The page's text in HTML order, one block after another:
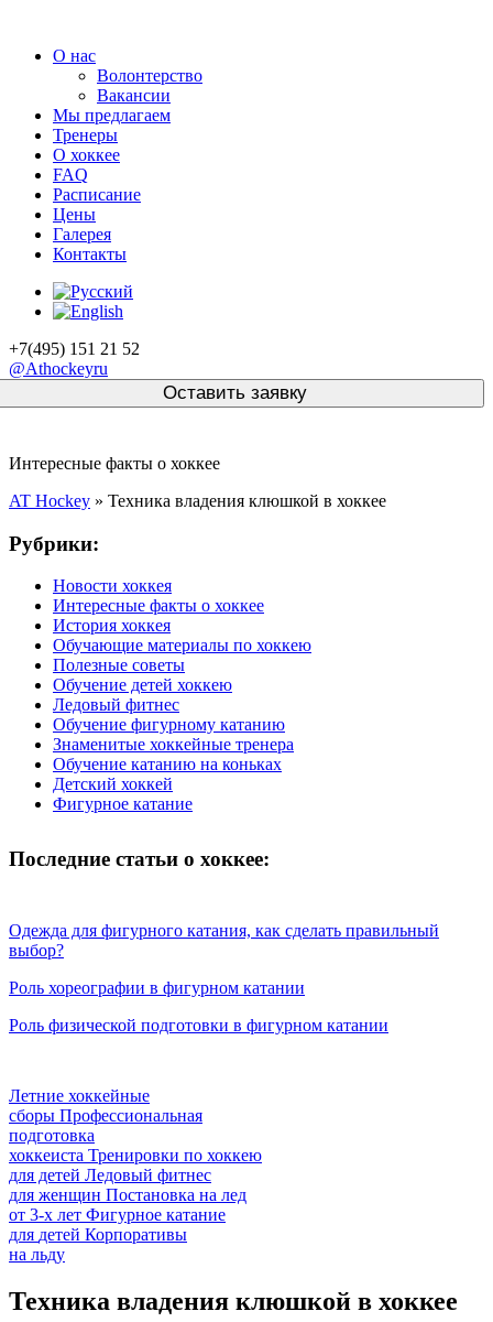
О нас
Волонтерство
Вакансии
Мы предлагаем
Тренеры
О хоккее
FAQ
Расписание
Цены
Галерея
Контакты
+7(495) 151 21 52
@Athockeyru
Интересные факты о хоккее
AT Hockey » Техника владения клюшкой в хоккее
Рубрики:
Новости хоккея
Интересные факты о хоккее
История хоккея
Обучающие материалы по хоккею
Полезные советы
Обучение детей хоккею
Ледовый фитнес
Обучение фигурному катанию
Знаменитые хоккейные тренера
Обучение катанию на коньках
Детский хоккей
Фигурное катание
Последние статьи о хоккее:
Одежда для фигурного катания, как сделать правильный
выбор?
Роль хореографии в фигурном катании
Роль физической подготовки в фигурном катании
Летние хоккейные
сборы Профессиональная
подготовка
хоккеиста Тренировки по хоккею
для детей Ледовый фитнес
для женщин Постановка на лед
от 3-х лет Фигурное катание
для детей Корпоративы
на льду
Техника владения клюшкой в хоккее